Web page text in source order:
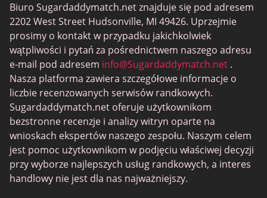
Ashley Madison
Millionaire Match
Miss Travel
RichMeetBeautiful
SugarBook
Together2Night
Biuro Sugardaddymatch.net znajduje się pod adresem
2202 West Street Hudsonville, MI 49426. Uprzejmie
prosimy o kontakt w przypadku jakichkolwiek
wątpliwości i pytań za pośrednictwem naszego adresu
e-mail pod adresem info@Sugardaddymatch.net .
Nasza platforma zawiera szczegółowe informacje o
liczbie recenzowanych serwisów randkowych.
Sugardaddymatch.net oferuje użytkownikom
bezstronne recenzje i analizy witryn oparte na
wnioskach ekspertów naszego zespołu. Naszym celem
jest pomoc użytkownikom w podjęciu właściwej decyzji
przy wyborze najlepszych usług randkowych, a interes
handlowy nie jest dla nas najważniejszy.